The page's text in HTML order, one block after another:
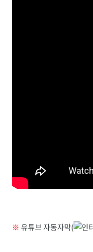
※ 유튜브 자동자막(